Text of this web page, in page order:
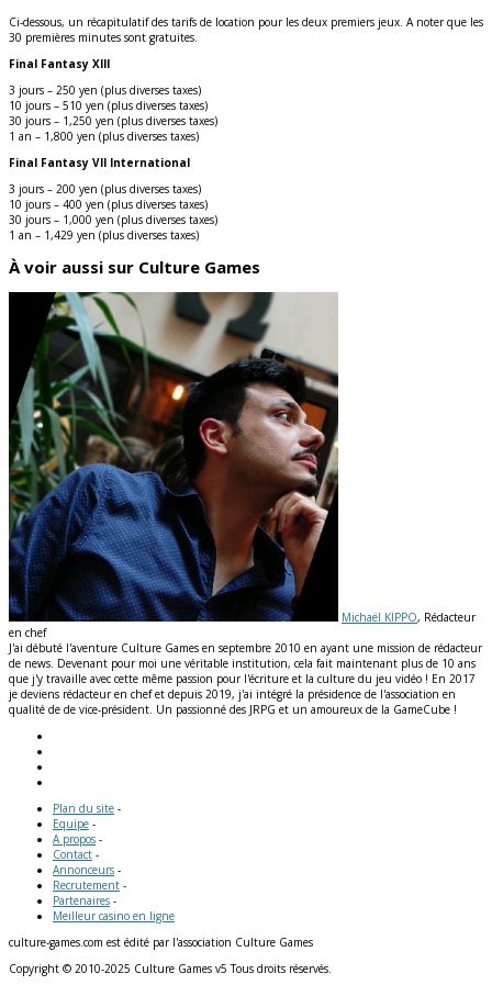
Ci-dessous, un récapitulatif des tarifs de location pour les deux premiers jeux. A noter que les
30 premières minutes sont gratuites.
Final Fantasy XIII
3 jours – 250 yen (plus diverses taxes)
10 jours – 510 yen (plus diverses taxes)
30 jours – 1,250 yen (plus diverses taxes)
1 an – 1,800 yen (plus diverses taxes)
Final Fantasy VII International
3 jours – 200 yen (plus diverses taxes)
10 jours – 400 yen (plus diverses taxes)
30 jours – 1,000 yen (plus diverses taxes)
1 an – 1,429 yen (plus diverses taxes)
À voir aussi sur Culture Games
Michaël KIPPO, Rédacteur
en chef
J'ai débuté l'aventure Culture Games en septembre 2010 en ayant une mission de rédacteur
de news. Devenant pour moi une véritable institution, cela fait maintenant plus de 10 ans
que j'y travaille avec cette même passion pour l'écriture et la culture du jeu vidéo ! En 2017
je deviens rédacteur en chef et depuis 2019, j'ai intégré la présidence de l'association en
qualité de de vice-président. Un passionné des JRPG et un amoureux de la GameCube !
Plan du site -
Equipe -
A propos -
Contact -
Annonceurs -
Recrutement -
Partenaires -
Meilleur casino en ligne
culture-games.com est édité par l'association Culture Games
Copyright © 2010-2025 Culture Games v5 Tous droits réservés.